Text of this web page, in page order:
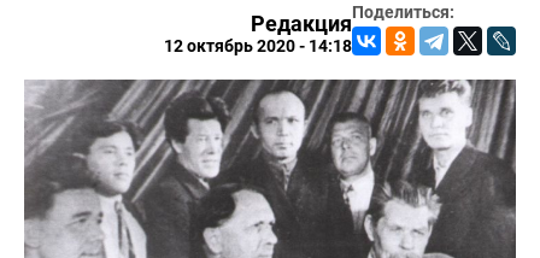
Поделиться:
Редакция
12 октябрь 2020 - 14:18